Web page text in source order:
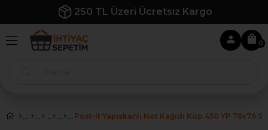
250 TL Üzeri Ücretsiz Kargo
0
Post-It Yapışkanlı Not Kağıdı Küp 450 YP 76x76